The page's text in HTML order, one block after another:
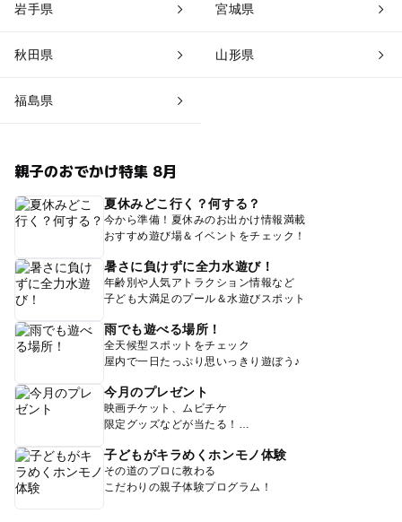
岩手県 宮城県
秋田県 山形県
福島県
親子のおでかけ特集 8月
夏休みどこ行く？何する？
今から準備！夏休みのお出かけ情報満載
おすすめ遊び場＆イベントをチェック！
暑さに負けずに全力水遊び！
年齢別や人気アトラクション情報など
子ども大満足のプール＆水遊びスポット
雨でも遊べる場所！
全天候型スポットをチェック
屋内で一日たっぷり思いっきり遊ぼう♪
今月のプレゼント
映画チケット、ムビチケ
限定グッズなどが当たる！
子どもがキラめくホンモノ体験
その道のプロに教わる
こだわりの親子体験プログラム！